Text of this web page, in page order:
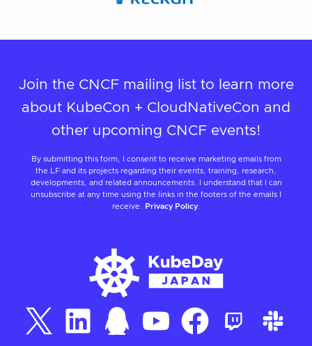
Join the CNCF mailing list to learn more
about KubeCon + CloudNativeCon and
other upcoming CNCF events!
By submitting this form, I consent to receive marketing emails from
the LF and its projects regarding their events, training, research,
developments, and related announcements. I understand that I can
unsubscribe at any time using the links in the footers of the emails I
receive.
Privacy Policy.